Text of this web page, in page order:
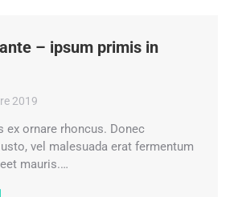
– ipsum primis in
2019
ex ornare rhoncus. Donec
vel malesuada erat fermentum
mauris.…